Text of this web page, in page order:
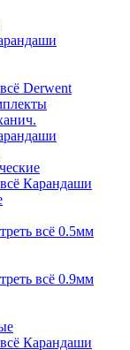
Derwent
Карандаши
всё 0.5мм
всё 0.9мм
Карандаши